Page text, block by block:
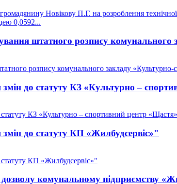
Новікову П.Г. на розроблення
0,0592...
штатного розпису комунального
розпису комунального закладу
до статуту КЗ «Культурно –
КЗ «Культурно – спортивний центр
до статуту КП «Жилбудсервіс»"
КП «Жилбудсервіс»"
комунальному підприємству